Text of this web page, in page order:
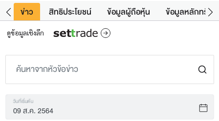
ข่าว สิทธิประโยชน์ ข้อมูลผู้ถือหุ้น ข้อมูลหลักทรัพย์
ดูข้อมูลเชิงลึก
วันที่เริ่มต้น